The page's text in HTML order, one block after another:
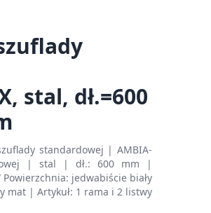
stal, dł.=600
standardowej | AMBIA-
| stal | dł.: 600 mm |
jedwabiście biały
mat | Artykuł: 1 rama i 2 listwy